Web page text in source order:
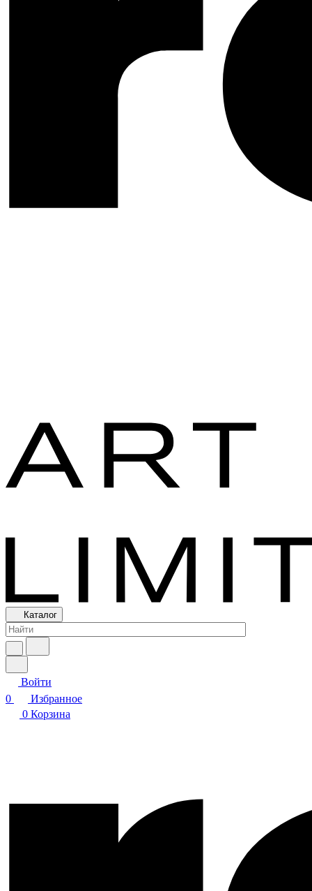
Каталог
Войти
0
Избранное
0 Корзина